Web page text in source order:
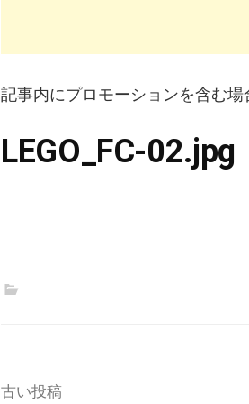
記事内にプロモーションを含む場
LEGO_FC-02.jpg
投
古い投稿